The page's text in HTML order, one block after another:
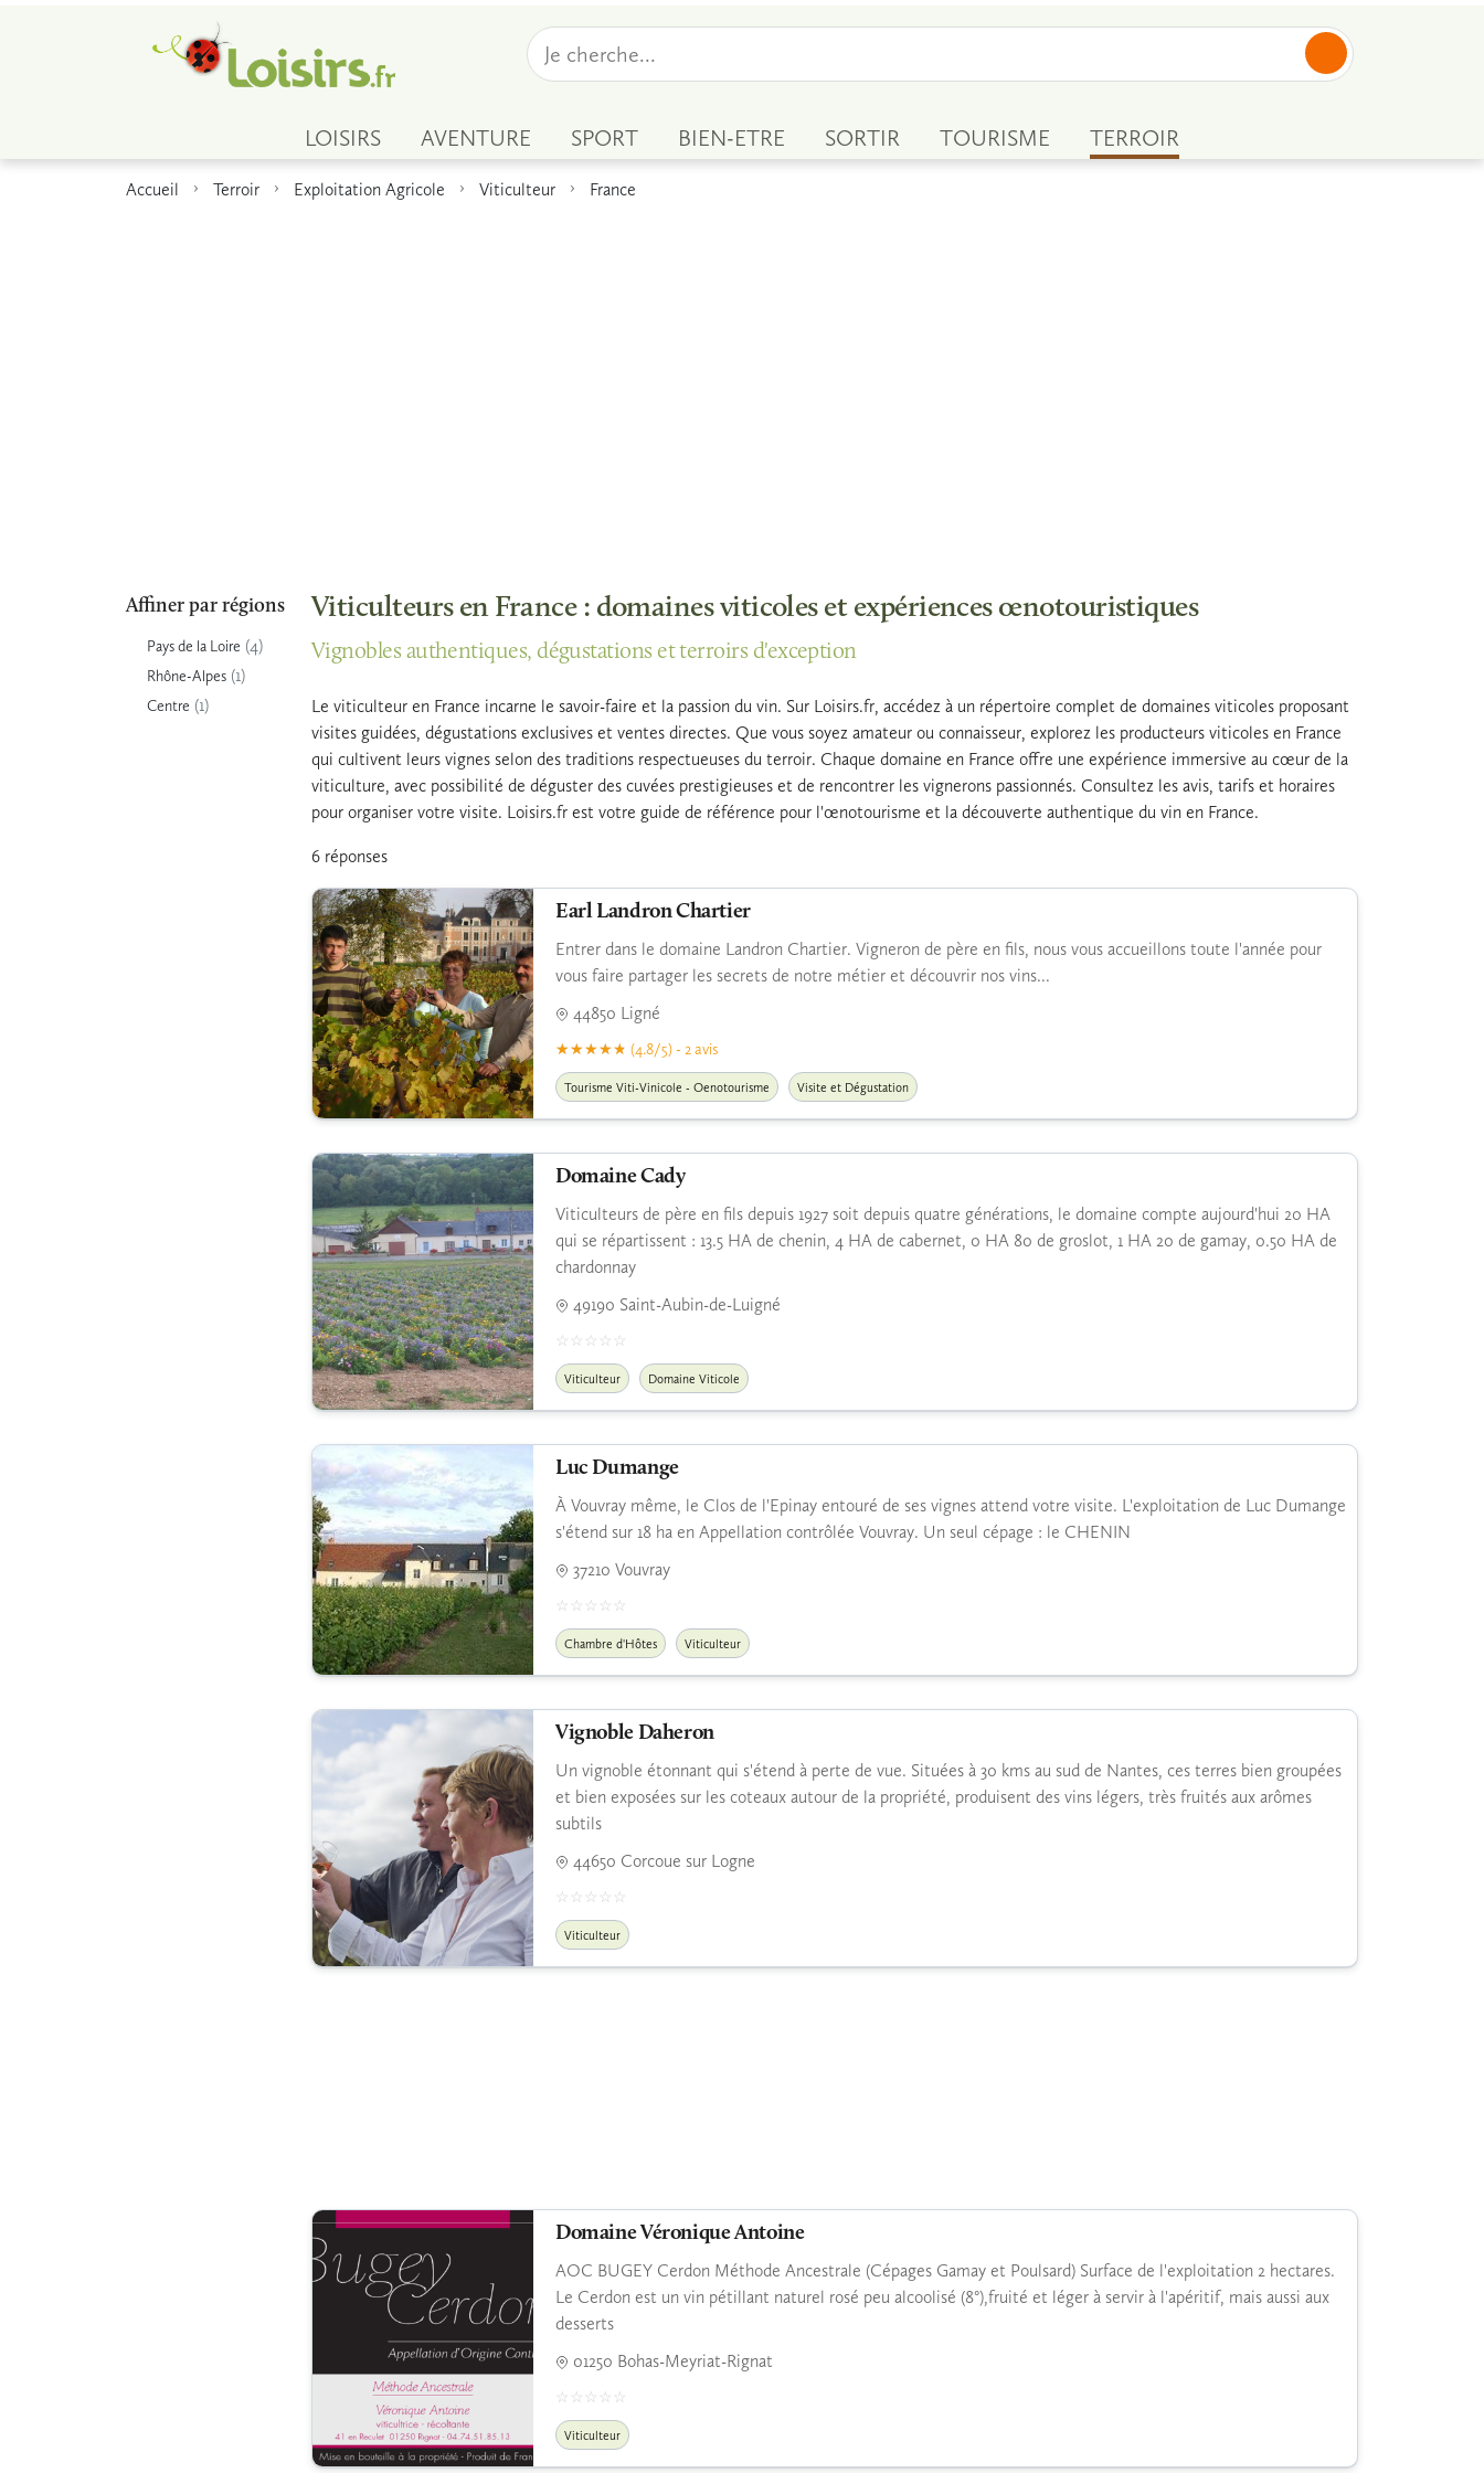
LOISIRS AVENTURE SPORT BIEN-ETRE SORTIR TOURISME TERROIR
Accueil Terroir Exploitation Agricole Viticulteur France
Affiner par régions
Pays de la Loire (4)
Rhône-Alpes (1)
Centre (1)
Viticulteurs en France : domaines viticoles et expériences œnotouristiques
Vignobles authentiques, dégustations et terroirs d'exception
Le viticulteur en France incarne le savoir-faire et la passion du vin. Sur Loisirs.fr, accédez à un répertoire complet de domaines viticoles proposant
visites guidées, dégustations exclusives et ventes directes. Que vous soyez amateur ou connaisseur, explorez les producteurs viticoles en France
qui cultivent leurs vignes selon des traditions respectueuses du terroir. Chaque domaine en France offre une expérience immersive au cœur de la
viticulture, avec possibilité de déguster des cuvées prestigieuses et de rencontrer les vignerons passionnés. Consultez les avis, tarifs et horaires
pour organiser votre visite. Loisirs.fr est votre guide de référence pour l'œnotourisme et la découverte authentique du vin en France.
6 réponses
Earl Landron Chartier
Entrer dans le domaine Landron Chartier. Vigneron de père en fils, nous vous accueillons toute l'année pour
vous faire partager les secrets de notre métier et découvrir nos vins...
44850 Ligné
(4.8/5) - 2 avis
Tourisme Viti-Vinicole - Oenotourisme Visite et Dégustation
Domaine Cady
Viticulteurs de père en fils depuis 1927 soit depuis quatre générations, le domaine compte aujourd'hui 20 HA
qui se répartissent : 13.5 HA de chenin, 4 HA de cabernet, 0 HA 80 de groslot, 1 HA 20 de gamay, 0.50 HA de
chardonnay
49190 Saint-Aubin-de-Luigné
Viticulteur Domaine Viticole
Luc Dumange
À Vouvray même, le Clos de l'Epinay entouré de ses vignes attend votre visite. L'exploitation de Luc Dumange
s'étend sur 18 ha en Appellation contrôlée Vouvray. Un seul cépage : le CHENIN
37210 Vouvray
Chambre d'Hôtes Viticulteur
Vignoble Daheron
Un vignoble étonnant qui s'étend à perte de vue. Situées à 30 kms au sud de Nantes, ces terres bien groupées
et bien exposées sur les coteaux autour de la propriété, produisent des vins légers, très fruités aux arômes
subtils
44650 Corcoue sur Logne
Viticulteur
Domaine Véronique Antoine
AOC BUGEY Cerdon Méthode Ancestrale (Cépages Gamay et Poulsard) Surface de l'exploitation 2 hectares.
Le Cerdon est un vin pétillant naturel rosé peu alcoolisé (8°),fruité et léger à servir à l'apéritif, mais aussi aux
desserts
01250 Bohas-Meyriat-Rignat
Viticulteur